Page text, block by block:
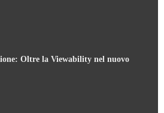
Oltre la Viewability nel nuovo